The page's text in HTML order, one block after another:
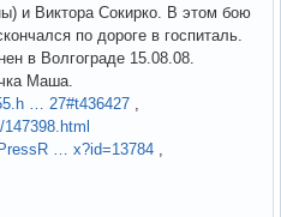
и Виктора Сокирко. В этом бою
по дороге в госпиталь.
в Волгограде 15.08.08.
Маша.
… 27#t436427
… x?id=13784